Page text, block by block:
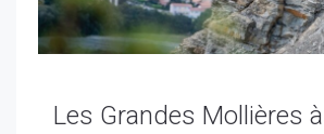
Les Grandes Mollières